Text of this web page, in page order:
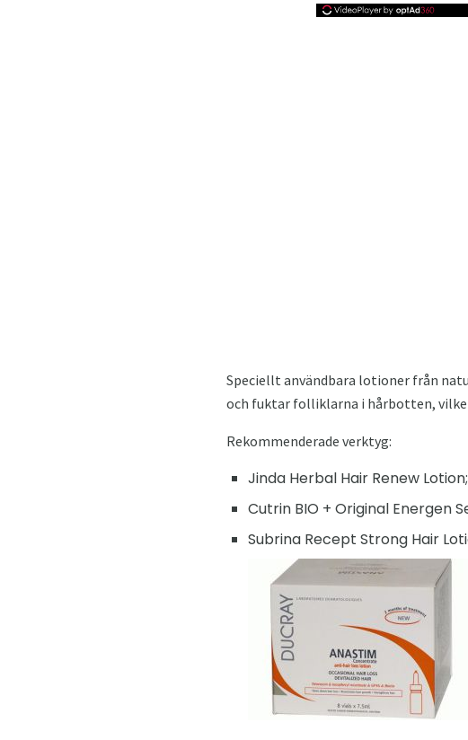
Speciellt användbara lotioner från
och fuktar folliklarna i hårbotten,
Rekommenderade verktyg:
Jinda Herbal Hair Renew Lotion;
Cutrin BIO + Original Energen
Subrina Recept Strong Hair